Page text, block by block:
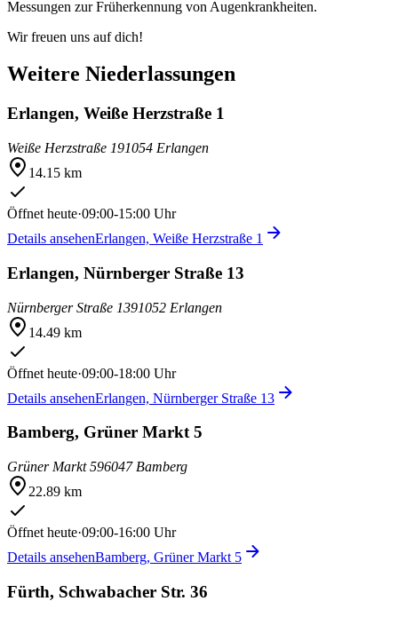
Messungen zur Früherkennung von Augenkrankheiten.
Wir freuen uns auf dich!
Weitere Niederlassungen
Erlangen, Weiße Herzstraße 1
Weiße Herzstraße 191054 Erlangen
14.15 km
Öffnet heute·09:00-15:00 Uhr
Details ansehenErlangen, Weiße Herzstraße 1
Erlangen, Nürnberger Straße 13
Nürnberger Straße 1391052 Erlangen
14.49 km
Öffnet heute·09:00-18:00 Uhr
Details ansehenErlangen, Nürnberger Straße 13
Bamberg, Grüner Markt 5
Grüner Markt 596047 Bamberg
22.89 km
Öffnet heute·09:00-16:00 Uhr
Details ansehenBamberg, Grüner Markt 5
Fürth, Schwabacher Str. 36